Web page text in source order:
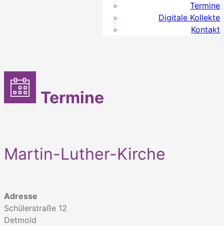
Termine
Digitale Kollekte
Kontakt
Termine
Martin-Luther-Kirche
Adresse
Schülerstraße 12
Detmold